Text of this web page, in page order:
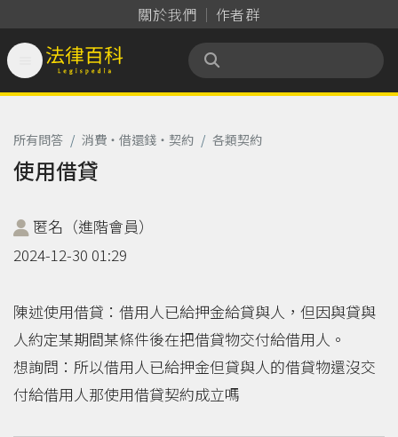
關於我們 作者群
法律百科 Legispedia
所有問答 / 消費‧借還錢‧契約 / 各類契約
使用借貸
匿名（進階會員）
2024-12-30 01:29
陳述使用借貸：借用人已給押金給貸與人，但因與貸與
人約定某期間某條件後在把借貸物交付給借用人。
想詢問：所以借用人已給押金但貸與人的借貸物還沒交
付給借用人那使用借貸契約成立嗎